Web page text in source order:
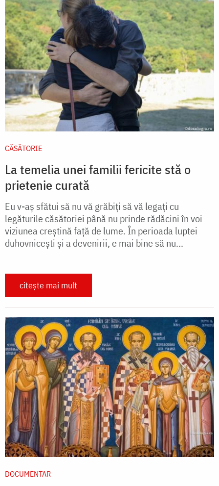
CĂSĂTORIE
La temelia unei familii fericite stă o
prietenie curată
Eu v-aş sfătui să nu vă grăbiţi să vă legaţi cu
legăturile căsătoriei până nu prinde rădăcini în voi
viziunea creştină faţă de lume. În perioada luptei
duhovniceşti şi a devenirii, e mai bine să nu...
citește mai mult
DOCUMENTAR